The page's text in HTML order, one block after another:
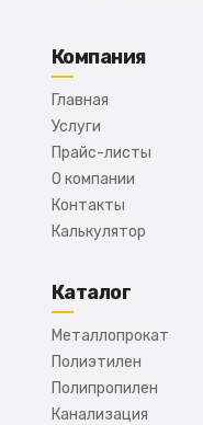
Компания
Главная
Услуги
Прайс-листы
О компании
Контакты
Калькулятор
Каталог
Металлопрокат
Полиэтилен
Полипропилен
Канализация